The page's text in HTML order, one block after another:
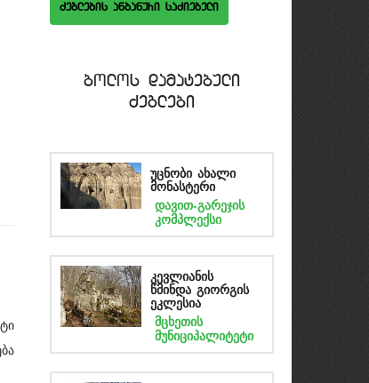
bolos damatebuli
Zeglebi
უცნობი ახალი
მონასტერი
დავით-გარეჯის
კომპლექსი
კევლიანის
წმინდა გიორგის
ეკლესია
მცხეთის
მუნიციპალიტეტი